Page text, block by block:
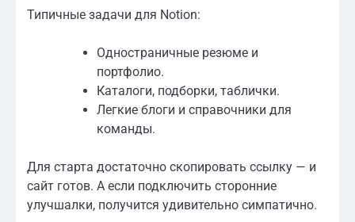
Типичные задачи для Notion:
Одностраничные резюме и
портфолио.
Каталоги, подборки, таблички.
Легкие блоги и справочники для
команды.
Для старта достаточно скопировать ссылку — и
сайт готов. А если подключить сторонние
улучшалки, получится удивительно симпатично.